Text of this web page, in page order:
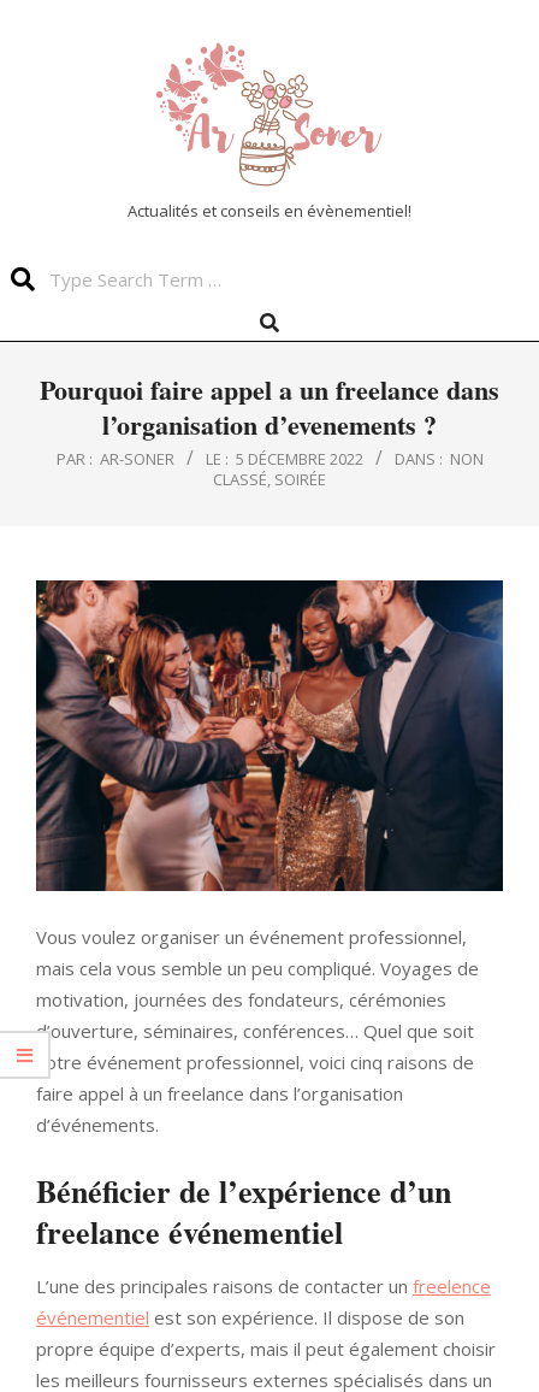
Actualités et conseils en évènementiel!
Navigation
Menu
Search
Pourquoi faire appel a un freelance dans
l’organisation d’evenements ?
PAR : AR-SONER LE : 5 DÉCEMBRE 2022 DANS : NON
CLASSÉ, SOIRÉE
Vous voulez organiser un événement professionnel,
mais cela vous semble un peu compliqué. Voyages de
motivation, journées des fondateurs, cérémonies
d’ouverture, séminaires, conférences… Quel que soit
votre événement professionnel, voici cinq raisons de
faire appel à un freelance dans l’organisation
d’événements.
Bénéficier de l’expérience d’un
freelance événementiel
L’une des principales raisons de contacter un freelence
événementiel est son expérience. Il dispose de son
propre équipe d’experts, mais il peut également choisir
les meilleurs fournisseurs externes spécialisés dans un